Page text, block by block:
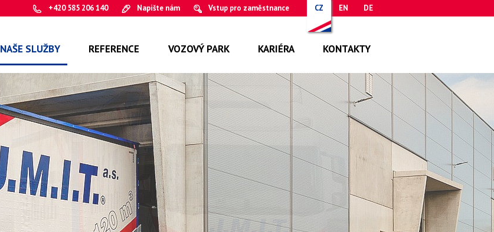
+420 585 206 140 Napište nám Vstup pro zaměstnance DE
EN
CZ
NAŠE SLUŽBY REFERENCE VOZOVÝ PARK KARIÉRA KONTAKTY